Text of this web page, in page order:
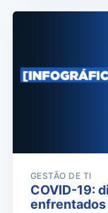
GESTÃO DE TI
COVID-19:
enfrentados